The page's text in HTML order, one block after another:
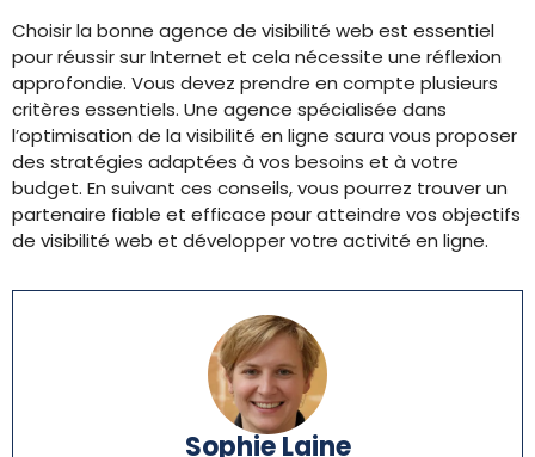
Choisir la bonne agence de visibilité web est essentiel
pour réussir sur Internet et cela nécessite une réflexion
approfondie. Vous devez prendre en compte plusieurs
critères essentiels. Une agence spécialisée dans
l’optimisation de la visibilité en ligne saura vous proposer
des stratégies adaptées à vos besoins et à votre
budget. En suivant ces conseils, vous pourrez trouver un
partenaire fiable et efficace pour atteindre vos objectifs
de visibilité web et développer votre activité en ligne.
Sophie Laine